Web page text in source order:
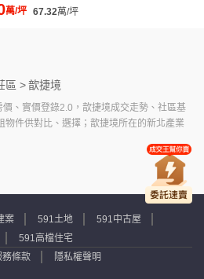
萬/坪 67.32萬/坪
區 >歆捷境
、實價登錄2.0，歆捷境成交走勢、社區基
物件供對比、選擇；歆捷境所在的新北產業
案 591土地
591中古屋
591高檔住宅
務條款 隱私權聲明